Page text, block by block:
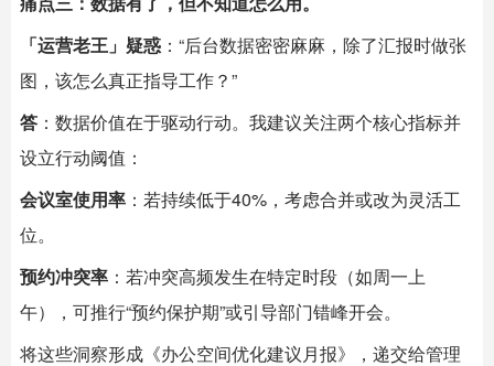
「运营老王」疑惑 ：“后台数据密密麻麻，除了汇报时做张
图，该怎么真正指导工作？”
答 ：数据价值在于驱动行动。我建议关注两个核心指标并
设立行动阈值：
会议室使用率 ：若持续低于40%，考虑合并或改为灵活工
位。
预约冲突率 ：若冲突高频发生在特定时段（如周一上
午），可推行“预约保护期”或引导部门错峰开会。
将这些洞察形成《办公空间优化建议月报》，递交给管理